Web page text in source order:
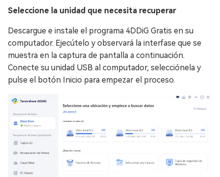
Seleccione la unidad que necesita recuperar
Descargue e instale el programa 4DDiG Gratis en su
computador. Ejecútelo y observará la interfase que se
muestra en la captura de pantalla a continuación.
Conecte su unidad USB al computador, selecciónela y
pulse el botón Inicio para empezar el proceso.